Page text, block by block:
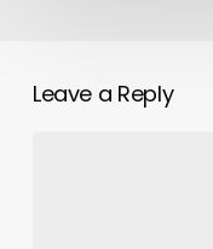
Leave a Reply